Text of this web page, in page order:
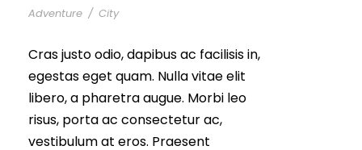
Adventure / City
Cras justo odio, dapibus ac facilisis in,
egestas eget quam. Nulla vitae elit
libero, a pharetra augue. Morbi leo
risus, porta ac consectetur ac,
vestibulum at eros. Praesent